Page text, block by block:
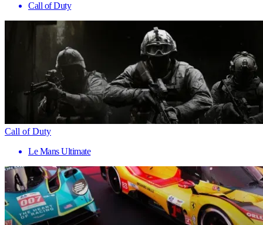
Call of Duty
Call of Duty
Le Mans Ultimate